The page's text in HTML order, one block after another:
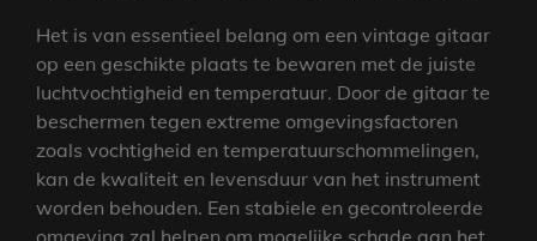
Het is van essentieel belang om een vintage gitaar
op een geschikte plaats te bewaren met de juiste
luchtvochtigheid en temperatuur. Door de gitaar te
beschermen tegen extreme omgevingsfactoren
zoals vochtigheid en temperatuurschommelingen,
kan de kwaliteit en levensduur van het instrument
worden behouden. Een stabiele en gecontroleerde
omgeving zal helpen om mogelijke schade aan het